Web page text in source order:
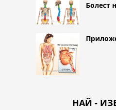
Болест
НАЙ -